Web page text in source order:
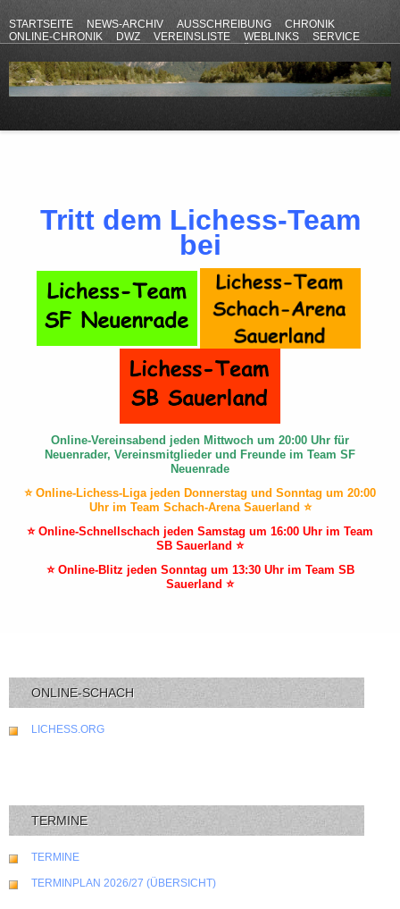
STARTSEITE NEWS-ARCHIV AUSSCHREIBUNG
CHRONIK
ONLINE-CHRONIK
DWZ VEREINSLISTE WEBLINKS
SERVICE
Tritt dem Lichess-Team
bei
Online-Vereinsabend jeden Mittwoch um 20:00 Uhr für
Neuenrader, Vereinsmitglieder und Freunde im Team SF
Neuenrade
⭐ Online-Lichess-Liga jeden Donnerstag und Sonntag um 20:00
Uhr im Team Schach-Arena Sauerland ⭐
⭐ Online-Schnellschach jeden Samstag um 16:00 Uhr im Team
SB Sauerland ⭐
⭐ Online-Blitz jeden Sonntag um 13:30 Uhr im Team SB
Sauerland ⭐
ONLINE-SCHACH
LICHESS.ORG
TERMINE
TERMINE
TERMINPLAN 2026/27 (ÜBERSICHT)